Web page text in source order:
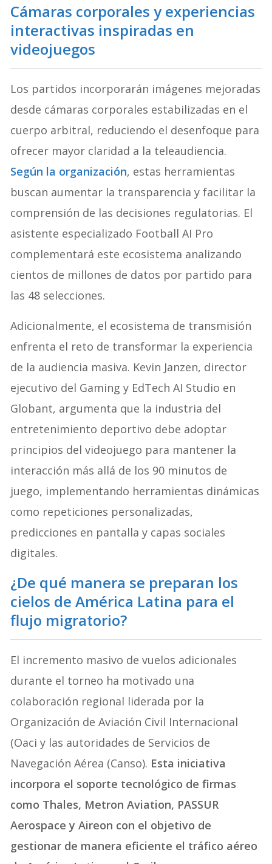
Cámaras corporales y experiencias
interactivas inspiradas en
videojuegos
Los partidos incorporarán imágenes mejoradas
desde cámaras corporales estabilizadas en el
cuerpo arbitral, reduciendo el desenfoque para
ofrecer mayor claridad a la teleaudiencia.
Según la organización, estas herramientas
buscan aumentar la transparencia y facilitar la
comprensión de las decisiones regulatorias. El
asistente especializado Football AI Pro
complementará este ecosistema analizando
cientos de millones de datos por partido para
las 48 selecciones.
Adicionalmente, el ecosistema de transmisión
enfrenta el reto de transformar la experiencia
de la audiencia masiva. Kevin Janzen, director
ejecutivo del Gaming y EdTech AI Studio en
Globant, argumenta que la industria del
entretenimiento deportivo debe adoptar
principios del videojuego para mantener la
interacción más allá de los 90 minutos de
juego, implementando herramientas dinámicas
como repeticiones personalizadas,
predicciones en pantalla y capas sociales
digitales.
¿De qué manera se preparan los
cielos de América Latina para el
flujo migratorio?
El incremento masivo de vuelos adicionales
durante el torneo ha motivado una
colaboración regional liderada por la
Organización de Aviación Civil Internacional
(Oaci y las autoridades de Servicios de
Navegación Aérea (Canso). Esta iniciativa
incorpora el soporte tecnológico de firmas
como Thales, Metron Aviation, PASSUR
Aerospace y Aireon con el objetivo de
gestionar de manera eficiente el tráfico aéreo